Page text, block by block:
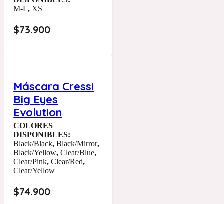
M-L, XS
$73.900
Máscara Cressi
Big Eyes
Evolution
COLORES
DISPONIBLES:
Black/Black,Black/Mirror,
Black/Yellow,Clear/Blue,
Clear/Pink,Clear/Red,
Clear/Yellow
$74.900